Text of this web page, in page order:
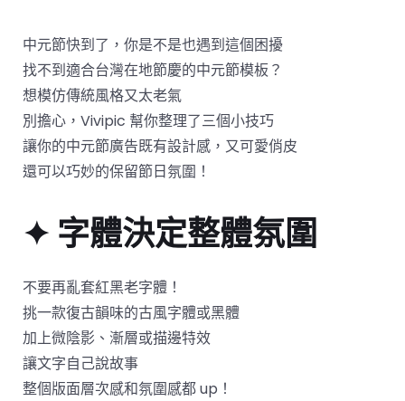
中元節快到了，你是不是也遇到這個困擾
找不到適合台灣在地節慶的中元節模板？
想模仿傳統風格又太老氣
別擔心，Vivipic 幫你整理了三個小技巧
讓你的中元節廣告既有設計感，又可愛俏皮
還可以巧妙的保留節日氛圍！
✦ 字體決定整體氛圍
不要再亂套紅黑老字體！
挑一款復古韻味的古風字體或黑體
加上微陰影、漸層或描邊特效
讓文字自己說故事
整個版面層次感和氛圍感都 up！